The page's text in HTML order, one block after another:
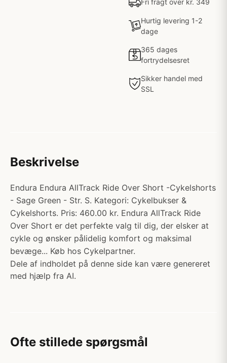
Hurtig levering 1-2
dage
365 dages
fortrydelsesret
Sikker handel med
SSL
Beskrivelse
Endura Endura AllTrack Ride Over Short -Cykelshorts
- Sage Green - Str. S. Kategori: Cykelbukser &
Cykelshorts. Pris: 460.00 kr. Endura AllTrack Ride
Over Short er det perfekte valg til dig, der elsker at
cykle og ønsker pålidelig komfort og maksimal
bevæge... Køb hos Cykelpartner.
Dele af indholdet på denne side kan være genereret
med hjælp fra AI.
Ofte stillede spørgsmål